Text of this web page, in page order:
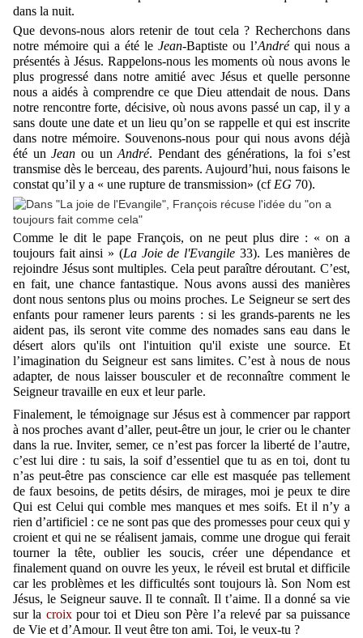
dans la nuit.
Que devons-nous alors retenir de tout cela ? Recherchons dans
notre mémoire qui a été le Jean-Baptiste ou l’André qui nous a
présentés à Jésus. Rappelons-nous les moments où nous avons le
plus progressé dans notre amitié avec Jésus et quelle personne
nous a aidés à comprendre ce que Dieu attendait de nous. Dans
notre rencontre forte, décisive, où nous avons passé un cap, il y a
sans doute une date et un lieu qu’on se rappelle et qui est inscrite
dans notre mémoire. Souvenons-nous pour qui nous avons déjà
été unJean ou unAndré. Pendant des générations, la foi s’est
transmise dès le berceau, des parents. Aujourd’hui, nous faisons le
constat qu’il y a « une rupture de transmission» (cf EG 70).
Comme le dit le pape François, on ne peut plus dire : « on a
toujours fait ainsi » (La Joie de l'Evangile 33). Les manières de
rejoindre Jésus sont multiples. Cela peut paraître déroutant. C’est,
en fait, une chance fantastique. Nous avons aussi des manières
dont nous sentons plus ou moins proches. Le Seigneur se sert des
enfants pour ramener leurs parents : si les grands-parents ne les
aident pas, ils seront vite comme des nomades sans eau dans le
désert alors qu'ils ont l'intuition qu'il existe une source. Et
l’imagination du Seigneur est sans limites. C’est à nous de nous
adapter, de nous laisser bousculer et de reconnaître comment le
Seigneur travaille en eux et leur parle.
Finalement, le témoignage sur Jésus est à commencer par rapport
à nos proches avant d’aller, peut-être un jour, le crier ou le chanter
dans la rue. Inviter, semer, ce n’est pas forcer la liberté de l’autre,
c’est lui dire : tu sais, la soif d’essentiel que tu as en toi, dont tu
n’as peut-être pas conscience car elle est masquée pas tellement
de faux besoins, de petits désirs, de mirages, moi je peux te dire
Qui est Celui qui comble mes manques et mes soifs. Et il n’y a
rien d’artificiel : ce ne sont pas que des promesses pour ceux qui y
croient et qui ne se réalisent jamais, comme une drogue qui ferait
tourner la tête, oublier les soucis, créer une dépendance et
finalement quand on ouvre les yeux, le réveil est brutal et difficile
car les problèmes et les difficultés sont toujours là. Son Nom est
Jésus, le Seigneur sauve. Il te connaît. Il t’aime. Il a donné sa vie
sur la croix pour toi et Dieu son Père l’a relevé par sa puissance
de Vie et d’Amour. Il veut être ton ami. Toi, le veux-tu ?